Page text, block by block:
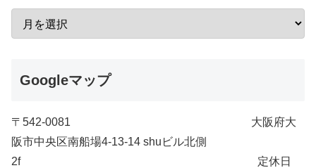
Googleマップ
〒542-0081 大阪府大
阪市中央区南船場4-13-14 shuビル北側
2f 定休日